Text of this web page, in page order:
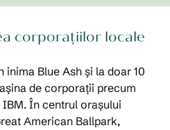
corporațiilor locale
inima Blue Ash și la doar 10
de corporații precum
În centrul orașului
American Ballpark,